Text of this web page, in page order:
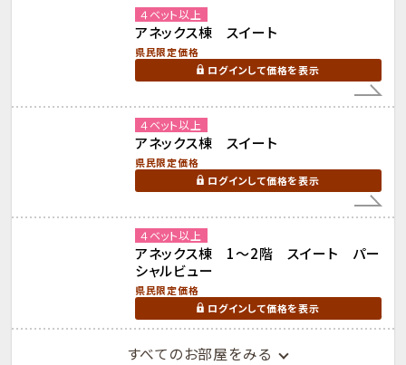
４ベット以上
アネックス棟 スイート
県民限定価格
ログインして価格を表示
４ベット以上
アネックス棟 スイート
県民限定価格
ログインして価格を表示
４ベット以上
アネックス棟 1～2階 スイート パー
シャルビュー
県民限定価格
ログインして価格を表示
すべてのお部屋をみる